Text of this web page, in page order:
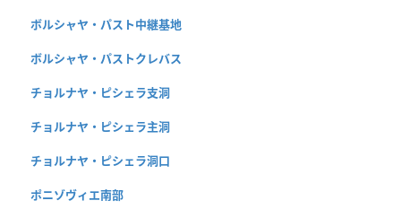
ボルシャヤ・パスト中継基地
ボルシャヤ・パストクレバス
チョルナヤ・ピシェラ支洞
チョルナヤ・ピシェラ主洞
チョルナヤ・ピシェラ洞口
ポニゾヴィエ南部